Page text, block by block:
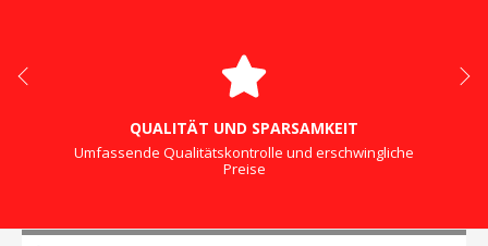
QUALITÄT UND SPARSAMKEIT
Umfassende Qualitätskontrolle und erschwingliche
Preise